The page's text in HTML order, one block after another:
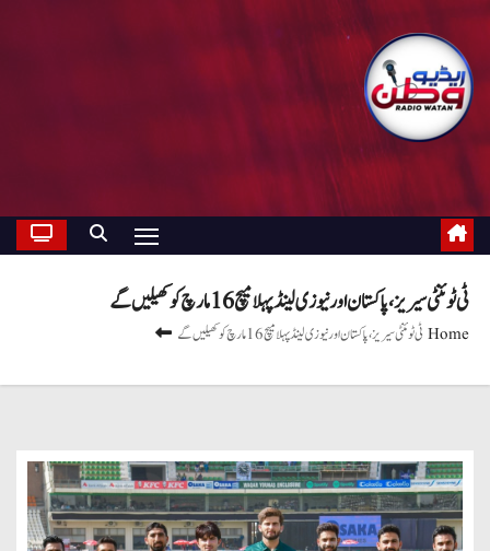
ٹی ٹوئنٹی سیریز، پاکستان اور نیوزی لینڈ پہلا میچ 16 مارچ کو کھیلیں گے
Homeٹی ٹوئنٹی سیریز، پاکستان اور نیوزی لینڈ پہلا میچ 16 مارچ کو کھیلیں گے